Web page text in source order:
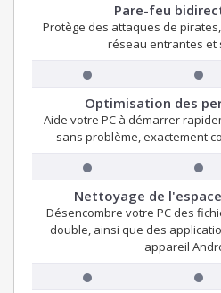
Pare-feu
Protège des attaques de
réseau entrantes et
Optimisation des
Aide votre PC à démarrer
sans problème, exactement
Nettoyage de
Désencombre votre PC des
double, ainsi que des
appareil